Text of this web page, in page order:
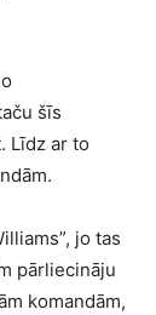
šīs
Līdz ar to
jo tas
pārliecināju
komandām,